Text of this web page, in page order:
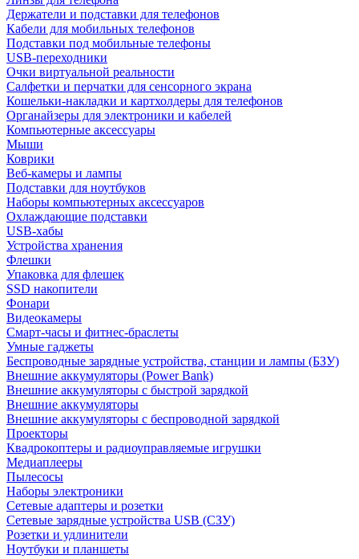
Держатели и подставки для телефонов
Кабели для мобильных телефонов
Подставки под мобильные телефоны
USB-переходники
Очки виртуальной реальности
Салфетки и перчатки для сенсорного экрана
Кошельки-накладки и картхолдеры для телефонов
Органайзеры для электроники и кабелей
Компьютерные аксессуары
Мыши
Коврики
Веб-камеры и лампы
Подставки для ноутбуков
Наборы компьютерных аксессуаров
Охлаждающие подставки
USB-хабы
Устройства хранения
Флешки
Упаковка для флешек
SSD накопители
Фонари
Видеокамеры
Смарт-часы и фитнес-браслеты
Умные гаджеты
Беспроводные зарядные устройства, станции и лампы (БЗУ)
Внешние аккумуляторы (Power Bank)
Внешние аккумуляторы с быстрой зарядкой
Внешние аккумуляторы
Внешние аккумуляторы с беспроводной зарядкой
Проекторы
Квадрокоптеры и радиоуправляемые игрушки
Медиаплееры
Пылесосы
Наборы электроники
Сетевые адаптеры и розетки
Сетевые зарядные устройства USB (СЗУ)
Розетки и удлинители
Ноутбуки и планшеты